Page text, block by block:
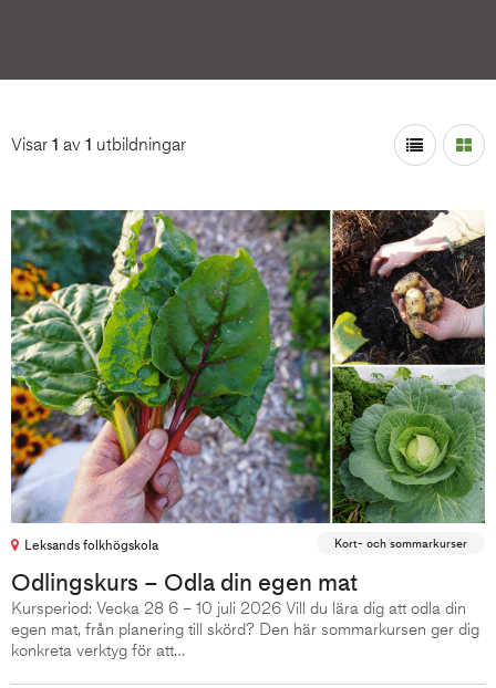
Visar 1 av 1 utbildningar
Layout:
Leksands folkhögskola Kort- och sommarkurser
Odlingskurs – Odla din egen mat
Kursperiod: Vecka 28 6 – 10 juli 2026 Vill du lära dig att odla din
egen mat, från planering till skörd? Den här sommarkursen ger dig
konkreta verktyg för att…